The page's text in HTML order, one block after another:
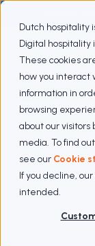
Dutch hospitality
Digital hospitality
These cookies
how you interact
information in
browsing
about our
media. To find
see our Cookie
If you decline,
intended.
Cases